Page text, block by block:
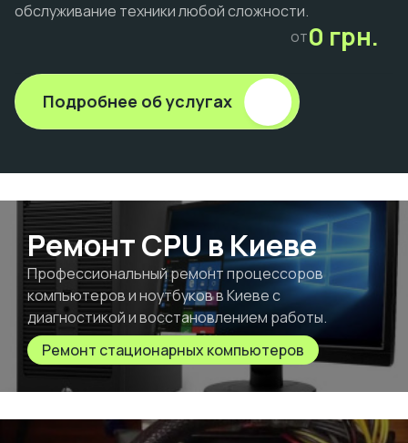
обслуживание техники любой сложности.
от0 грн.
Подробнее об услугах
Ремонт CPU в Киеве
Профессиональный ремонт процессоров
компьютеров и ноутбуков в Киеве с
диагностикой и восстановлением работы.
Ремонт стационарных компьютеров